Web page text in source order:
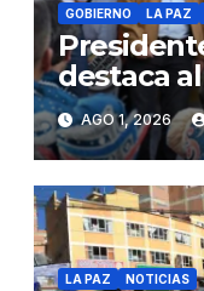
GOBIERNO LA PAZ
destaca
símbolo
unidad
AGO 1, 2026
LA PAZ NOTICIAS